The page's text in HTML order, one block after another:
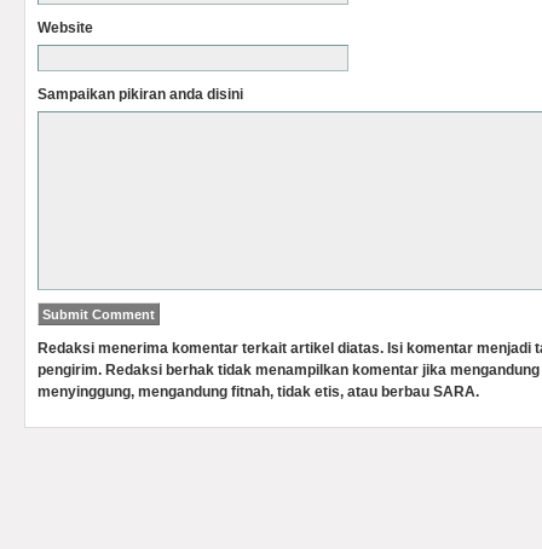
Website
Sampaikan pikiran anda disini
Redaksi menerima komentar terkait artikel diatas. Isi komentar menjadi
pengirim. Redaksi berhak tidak menampilkan komentar jika
menyinggung, mengandung fitnah, tidak etis, atau berbau SARA.